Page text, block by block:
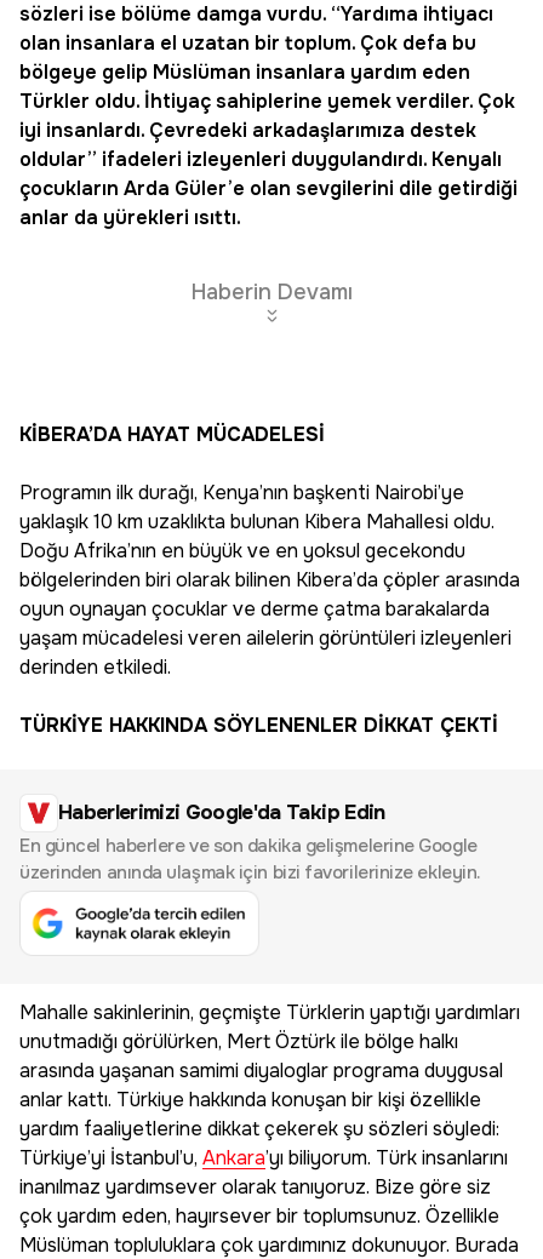
sözleri ise bölüme damga vurdu. “Yardıma ihtiyacı
olan insanlara el uzatan bir toplum. Çok defa bu
bölgeye gelip Müslüman insanlara yardım eden
Türkler oldu. İhtiyaç sahiplerine yemek verdiler. Çok
iyi insanlardı. Çevredeki arkadaşlarımıza destek
oldular” ifadeleri izleyenleri duygulandırdı. Kenyalı
çocukların Arda Güler’e olan sevgilerini dile getirdiği
anlar da yürekleri ısıttı.
Haberin Devamı
KİBERA’DA HAYAT MÜCADELESİ
Programın ilk durağı, Kenya’nın başkenti Nairobi’ye
yaklaşık 10 km uzaklıkta bulunan Kibera Mahallesi oldu.
Doğu Afrika’nın en büyük ve en yoksul gecekondu
bölgelerinden biri olarak bilinen Kibera’da çöpler arasında
oyun oynayan çocuklar ve derme çatma barakalarda
yaşam mücadelesi veren ailelerin görüntüleri izleyenleri
derinden etkiledi.
TÜRKİYE HAKKINDA SÖYLENENLER DİKKAT ÇEKTİ
Haberlerimizi Google'da Takip Edin
En güncel haberlere ve son dakika gelişmelerine Google
üzerinden anında ulaşmak için bizi favorilerinize ekleyin.
Mahalle sakinlerinin, geçmişte Türklerin yaptığı yardımları
unutmadığı görülürken, Mert Öztürk ile bölge halkı
arasında yaşanan samimi diyaloglar programa duygusal
anlar kattı. Türkiye hakkında konuşan bir kişi özellikle
yardım faaliyetlerine dikkat çekerek şu sözleri söyledi:
Türkiye’yi İstanbul’u, Ankara’yı biliyorum. Türk insanlarını
inanılmaz yardımsever olarak tanıyoruz. Bize göre siz
çok yardım eden, hayırsever bir toplumsunuz. Özellikle
Müslüman topluluklara çok yardımınız dokunuyor. Burada